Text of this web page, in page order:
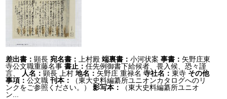
差出書：顕長 宛名書： 上村殿 端裏書：小河状案 事書： 矢野庄東
寺公文職重藤名事 書止：任先例御書下給候者、畏入候、恐々謹
言、
人名：顕長 上村 地名： 矢野庄 重禄名 寺社名：東寺 その他
事項：公文職 刊本：
（東大史料編纂所ユニオンカタログへのリ
ンクをご参照ください。）
影写本：
（東大史料編纂所ユニオ
ン...